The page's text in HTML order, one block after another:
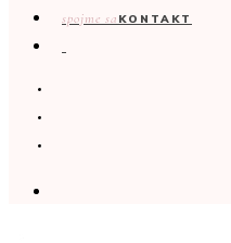
spojme sa KONTAKT